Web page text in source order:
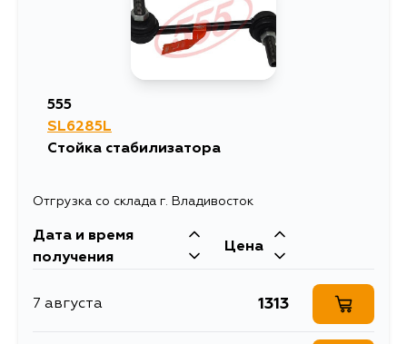
555
SL6285L
Стойка стабилизатора
Отгрузка со склада г. Владивосток
Дата и время
получения
Цена
7 августа 1313